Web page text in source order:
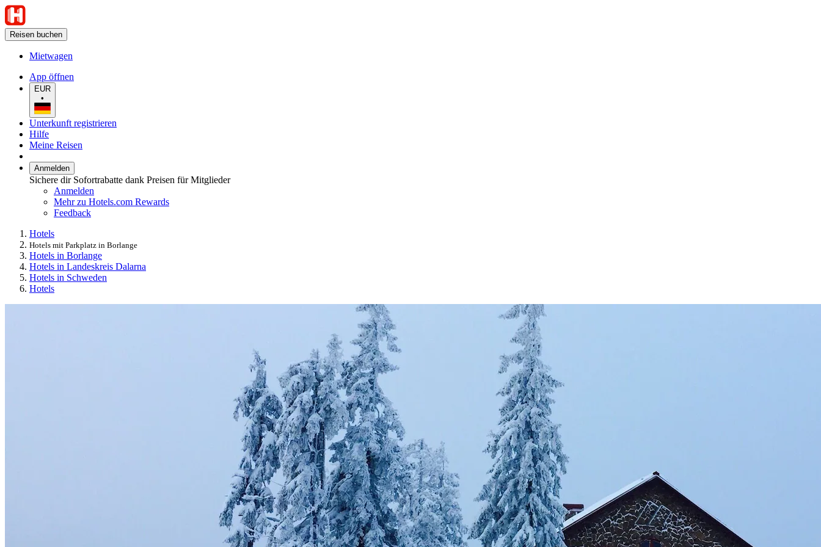
Reisen buchen
Mietwagen
App öffnen
EUR
•
Unterkunft registrieren
Hilfe
Meine Reisen
Anmelden
Sichere dir Sofortrabatte dank Preisen für Mitglieder
Anmelden
Mehr zu Hotels.com Rewards
Feedback
Hotels
Hotels mit Parkplatz in Borlange
Hotels in Borlange
Hotels in Landeskreis Dalarna
Hotels in Schweden
Hotels